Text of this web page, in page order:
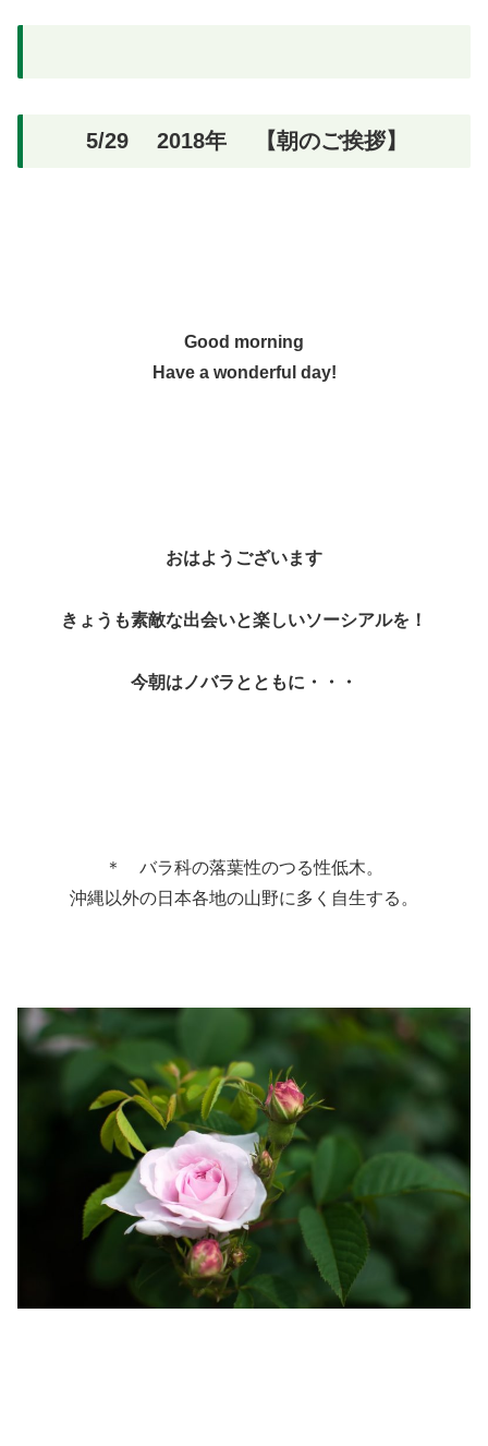
5/29 2018年 【朝のご挨拶】
Good morning
Have a wonderful day!
おはようございます
きょうも素敵な出会いと楽しいソーシアルを！
今朝はノバラとともに・・・
＊ バラ科の落葉性のつる性低木。
沖縄以外の日本各地の山野に多く自生する。